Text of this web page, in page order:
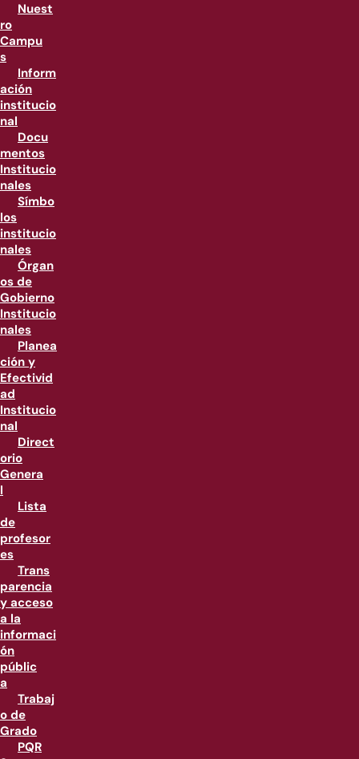
Nuest
ro
Campu
s
Inform
ación
institucio
nal
Docu
mentos
Institucio
nales
Símbo
los
institucio
nales
Órgan
os de
Gobierno
Institucio
nales
Planea
ción y
Efectivid
ad
Institucio
nal
Direct
orio
Genera
l
Lista
de
profesor
es
Trans
parencia
y acceso
a la
informaci
ón
públic
a
Trabaj
o de
Grado
PQR